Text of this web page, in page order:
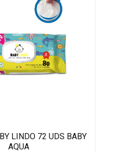
LINDO 72 UDS BABY
AQUA